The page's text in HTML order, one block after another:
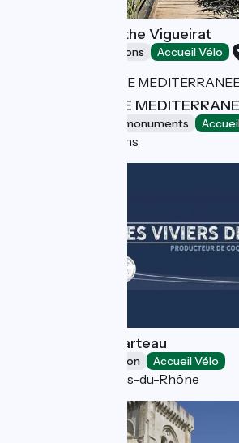
The marshes of the Vigueirat
Museums & attractions Accueil Vélo
JARDIN ANTIQUE
Sites and historical monuments
Balaruc-les-Bains
Les Viviers de Carteau
Leisure and recreation Accueil Vélo
Port-Saint-Louis-du-Rhône